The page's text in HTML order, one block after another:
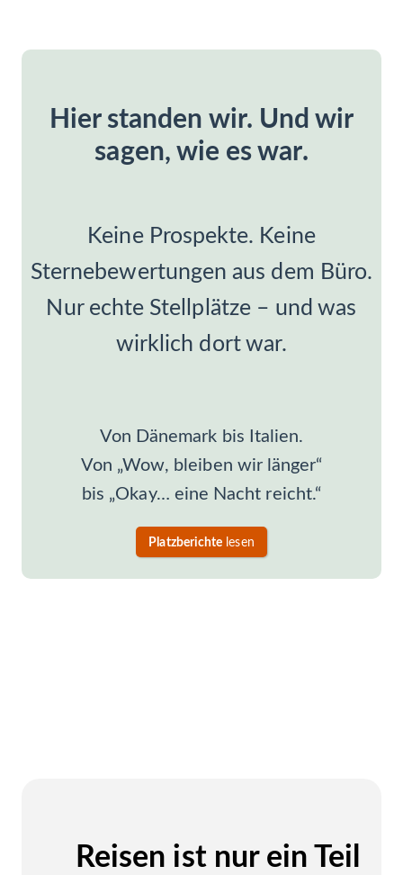
Hier standen wir. Und wir
sagen, wie es war.
Keine Prospekte. Keine
Sternebewertungen aus dem Büro.
Nur echte Stellplätze – und was
wirklich dort war.
Von Dänemark bis Italien.
Von „Wow, bleiben wir länger“
bis „Okay… eine Nacht reicht.“
Platzberichte lesen
Reisen ist nur ein Teil